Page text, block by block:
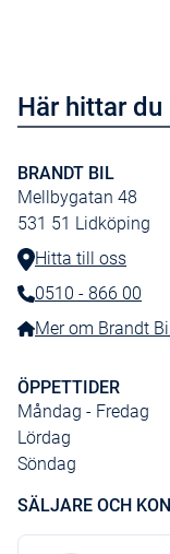
Subwoofer
Regnsensor
Lane Keeping Aid
Hill Start Assist
7 säten
Forward Collision
Parkeringskamera
Drive mode settings
Klimat för 3:e
Torkarblad int
Däcktryckskontroll
Här hittar du
BRANDT BIL
Mellbygatan 48
531 51 Lidköping
Hitta till oss
Telefonnummer:
0510 - 866 00
Mer om Brandt
ÖPPETTIDER
Måndag - Fredag
Lördag
Söndag
SÄLJARE OCH